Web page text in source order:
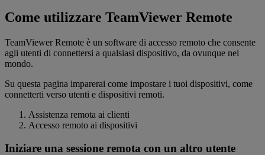
Come utilizzare TeamViewer Remote
TeamViewer Remote è un software di accesso remoto che consente
agli utenti di connettersi a qualsiasi dispositivo, da ovunque nel
mondo.
Su questa pagina imparerai come impostare i tuoi dispositivi, come
connetterti verso utenti e dispositivi remoti.
Assistenza remota ai clienti
Accesso remoto ai dispositivi
Iniziare una sessione remota con un altro utente